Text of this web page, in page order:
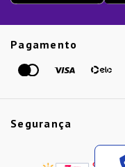
Pagamento
Segurança